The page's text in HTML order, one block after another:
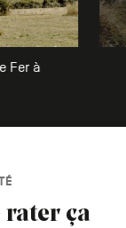
Fer à
rater ça